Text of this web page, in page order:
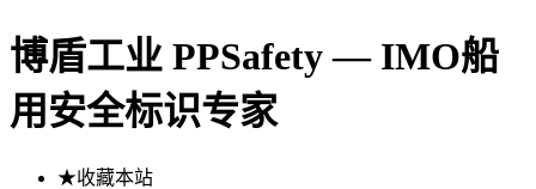
博盾工业 PPSafety — IMO船
用安全标识专家
★收藏本站